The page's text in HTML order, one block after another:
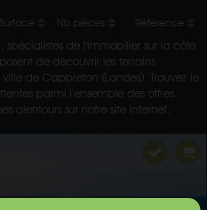
Surface Nb pièces Référence
spécialistes de l'immobilier sur la côte
de découvrir les terrains
de Capbreton (Landes). Trouvez le
parmi l’ensemble des offres
alentours sur notre site internet.